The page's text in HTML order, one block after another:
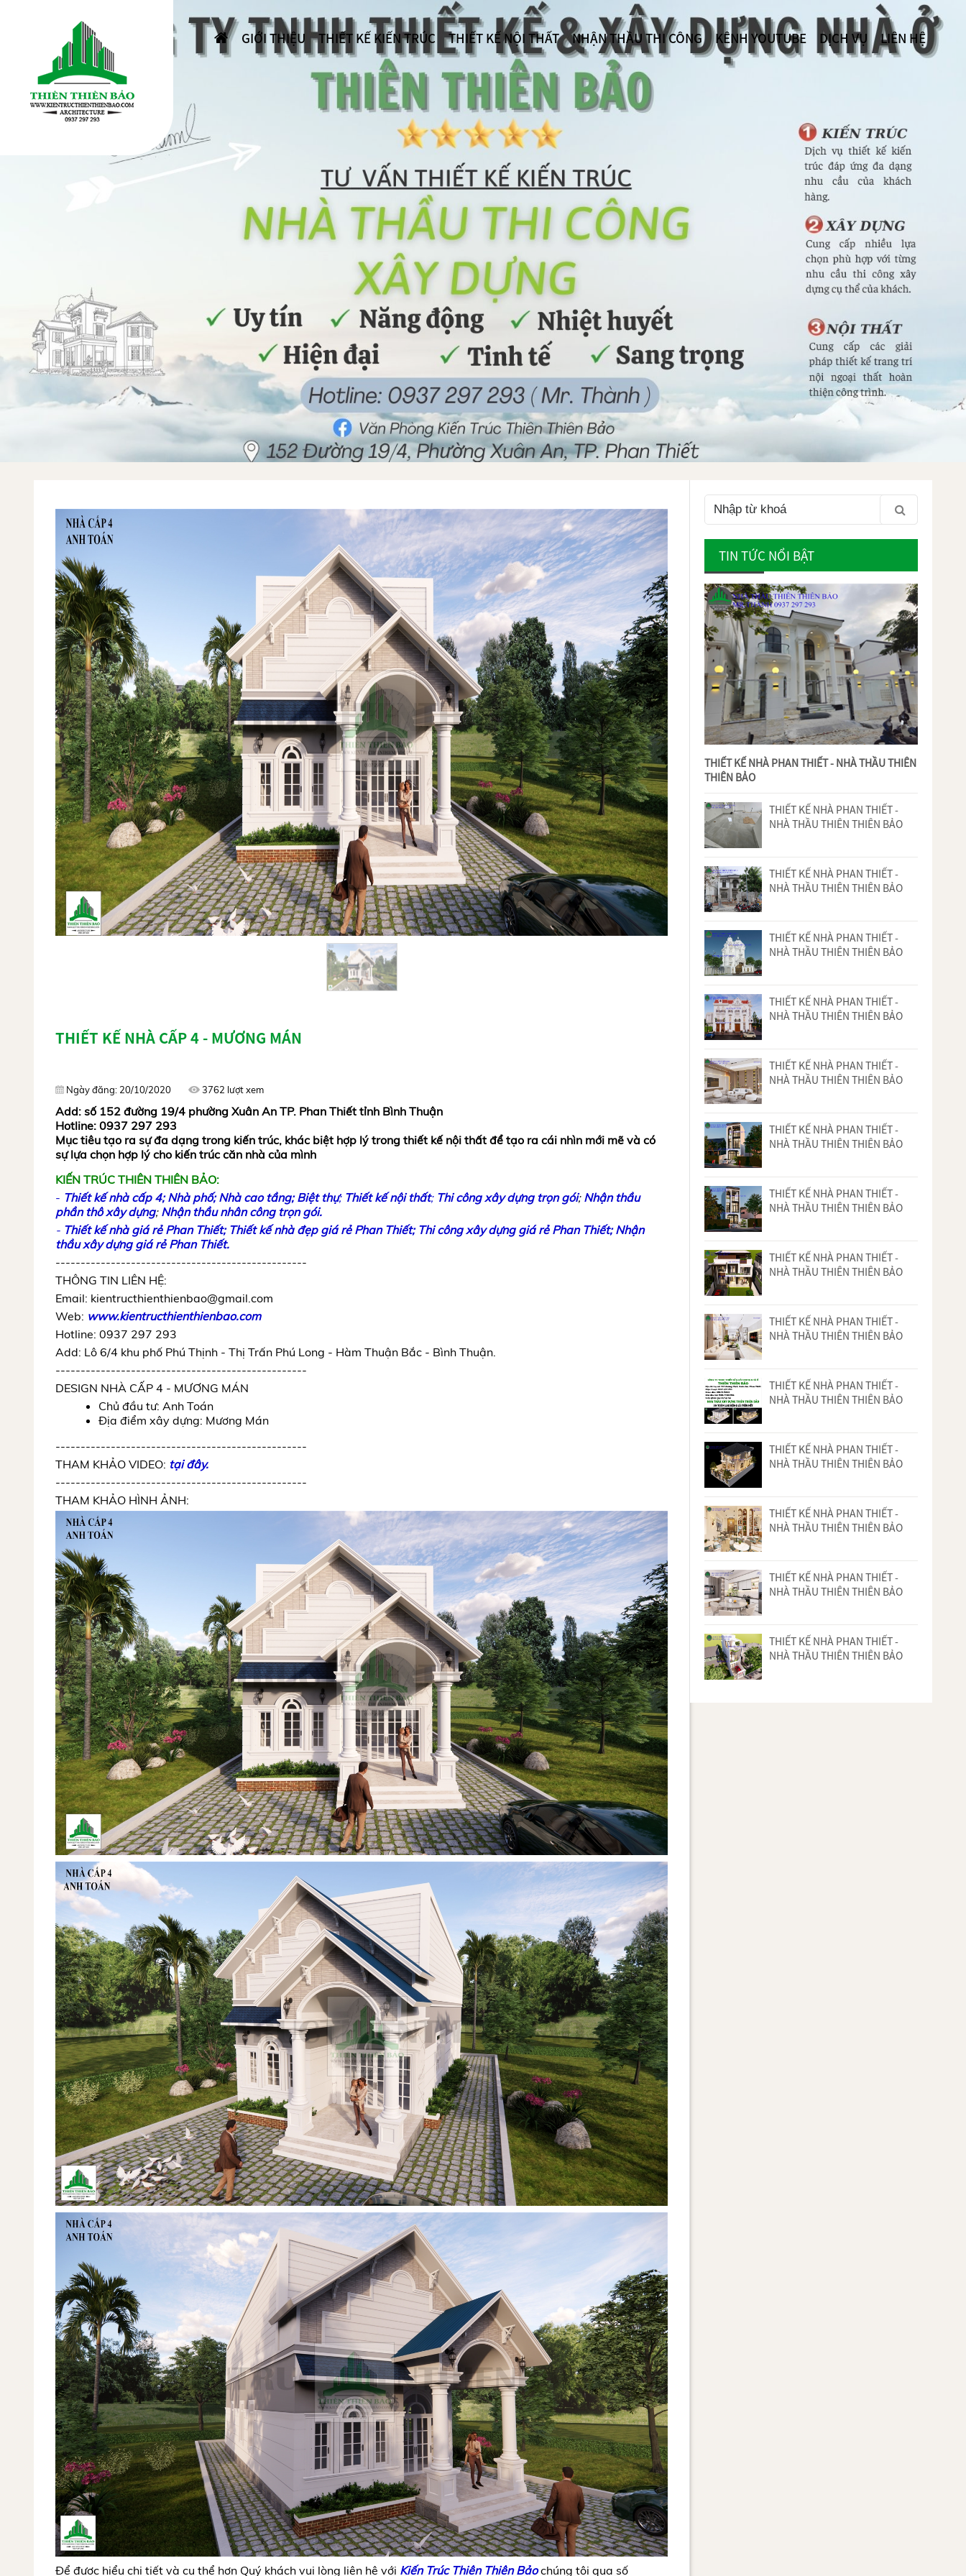
GIỚI THIỆU THIẾT KẾ KIẾN TRÚC THIẾT KẾ NỘI THẤT NHẬN THẦU THI CÔNG KÊNH YOUTUBE DỊCH VỤ LIÊN HỆ
THIẾT KẾ NHÀ CẤP 4 - MƯƠNG MÁN
Ngày đăng: 20/10/2020 3762 lượt xem
Add: số 152 đường 19/4 phường Xuân An TP. Phan Thiết tỉnh Bình Thuận
Hotline: 0937 297 293
Mục tiêu tạo ra sự đa dạng trong kiến trúc, khác biệt hợp lý trong thiết kế nội thất để tạo ra cái nhìn mới mẽ và có
sự lựa chọn hợp lý cho kiến trúc căn nhà của mình
KIẾN TRÚC THIÊN THIÊN BẢO:
- Thiết kế nhà cấp 4; Nhà phố; Nhà cao tầng; Biệt thự;Thiết kế nội thất;Thi công xây dựng trọn gói;Nhận thầu
phần thô xây dựng;Nhận thầu nhân công trọn gói.
- Thiết kế nhà giá rẻ Phan Thiết; Thiết kế nhà đẹp giá rẻ Phan Thiết; Thi công xây dựng giá rẻ Phan Thiết; Nhận
thầu xây dựng giá rẻ Phan Thiết.
--------------------------------------------------
THÔNG TIN LIÊN HỆ:
Email: kientructhienthienbao@gmail.com
Web: www.kientructhienthienbao.com
Hotline: 0937 297 293
Add: Lô 6/4 khu phố Phú Thịnh - Thị Trấn Phú Long - Hàm Thuận Bắc - Bình Thuận.
--------------------------------------------------
DESIGN NHÀ CẤP 4 - MƯƠNG MÁN
Chủ đầu tư: Anh Toán
Địa điểm xây dựng: Mương Mán
--------------------------------------------------
THAM KHẢO VIDEO: tại đây.
--------------------------------------------------
THAM KHẢO HÌNH ẢNH:
Để được hiểu chi tiết và cụ thể hơn Quý khách vui lòng liên hệ với Kiến Trúc Thiên Thiên Bảochúng tôi qua số
TIN TỨC NỔI BẬT
THIẾT KẾ NHÀ PHAN THIẾT - NHÀ THẦU THIÊN
THIÊN BẢO
THIẾT KẾ NHÀ PHAN THIẾT -
NHÀ THẦU THIÊN THIÊN BẢO
THIẾT KẾ NHÀ PHAN THIẾT -
NHÀ THẦU THIÊN THIÊN BẢO
THIẾT KẾ NHÀ PHAN THIẾT -
NHÀ THẦU THIÊN THIÊN BẢO
THIẾT KẾ NHÀ PHAN THIẾT -
NHÀ THẦU THIÊN THIÊN BẢO
THIẾT KẾ NHÀ PHAN THIẾT -
NHÀ THẦU THIÊN THIÊN BẢO
THIẾT KẾ NHÀ PHAN THIẾT -
NHÀ THẦU THIÊN THIÊN BẢO
THIẾT KẾ NHÀ PHAN THIẾT -
NHÀ THẦU THIÊN THIÊN BẢO
THIẾT KẾ NHÀ PHAN THIẾT -
NHÀ THẦU THIÊN THIÊN BẢO
THIẾT KẾ NHÀ PHAN THIẾT -
NHÀ THẦU THIÊN THIÊN BẢO
THIẾT KẾ NHÀ PHAN THIẾT -
NHÀ THẦU THIÊN THIÊN BẢO
THIẾT KẾ NHÀ PHAN THIẾT -
NHÀ THẦU THIÊN THIÊN BẢO
THIẾT KẾ NHÀ PHAN THIẾT -
NHÀ THẦU THIÊN THIÊN BẢO
THIẾT KẾ NHÀ PHAN THIẾT -
NHÀ THẦU THIÊN THIÊN BẢO
THIẾT KẾ NHÀ PHAN THIẾT -
NHÀ THẦU THIÊN THIÊN BẢO